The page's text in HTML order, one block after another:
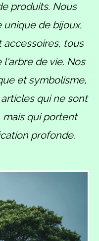
produits. Nous
de bijoux,
accessoires, tous
de vie. Nos
et symbolisme,
qui ne sont
qui portent
profonde.